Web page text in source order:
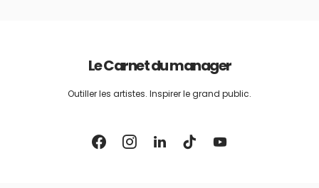
Le Carnet du manager
Outiller les artistes. Inspirer le grand public.